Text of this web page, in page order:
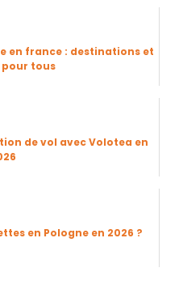
en france : destinations et
tous
de vol avec Volotea en
en Pologne en 2026 ?